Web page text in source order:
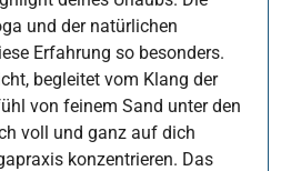
und der natürlichen
Erfahrung so besonders.
begleitet vom Klang der
von feinem Sand unter den
voll und ganz auf dich
konzentrieren. Das